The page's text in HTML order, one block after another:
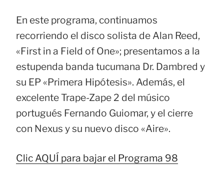
En este programa, continuamos
recorriendo el disco solista de Alan Reed,
«First in a Field of One»; presentamos a la
estupenda banda tucumana Dr. Dambred y
su EP «Primera Hipótesis». Además, el
excelente Trape-Zape 2 del músico
portugués Fernando Guiomar, y el cierre
con Nexus y su nuevo disco «Aire».
Clic AQUÍ para bajar el Programa 98